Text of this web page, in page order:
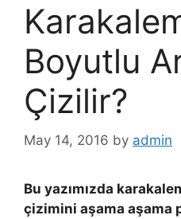
Boyutlu
Çizilir?
May 14, 2016 by admin
Bu yazımızda
çizimini aşama aşama